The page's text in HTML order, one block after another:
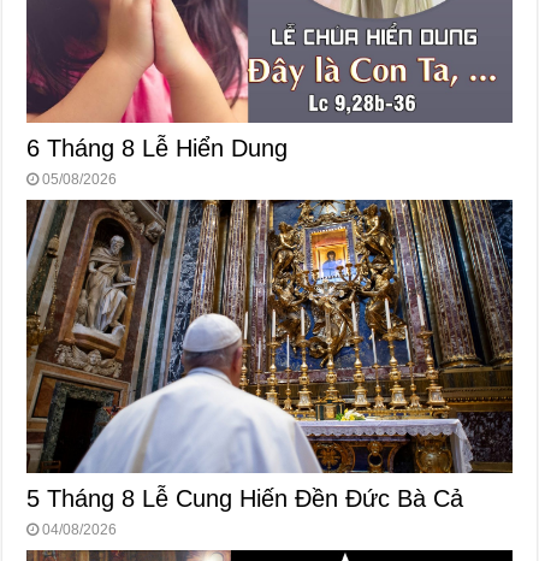
6 Tháng 8 Lễ Hiển Dung
05/08/2026
5 Tháng 8 Lễ Cung Hiến Ðền Ðức Bà Cả
04/08/2026